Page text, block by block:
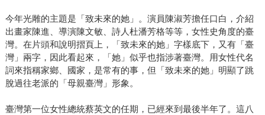
今年光雕的主題是「致未來的她」。演員陳淑芳擔任口白，介紹
出畫家陳進、導演陳文敏、詩人杜潘芳格等等，女性史角度的臺
灣。在片頭和說明摺頁上，「致未來的她」字樣底下，又有「臺
灣」兩字，因此看起來，「她」似乎也指涉著臺灣。用女性代名
詞來指稱家鄉、國家，是常有的事，但「致未來的她」明顯了跳
脫過往老派的「母親臺灣」形象。
臺灣第一位女性總統蔡英文的任期，已經來到最後半年了。這八